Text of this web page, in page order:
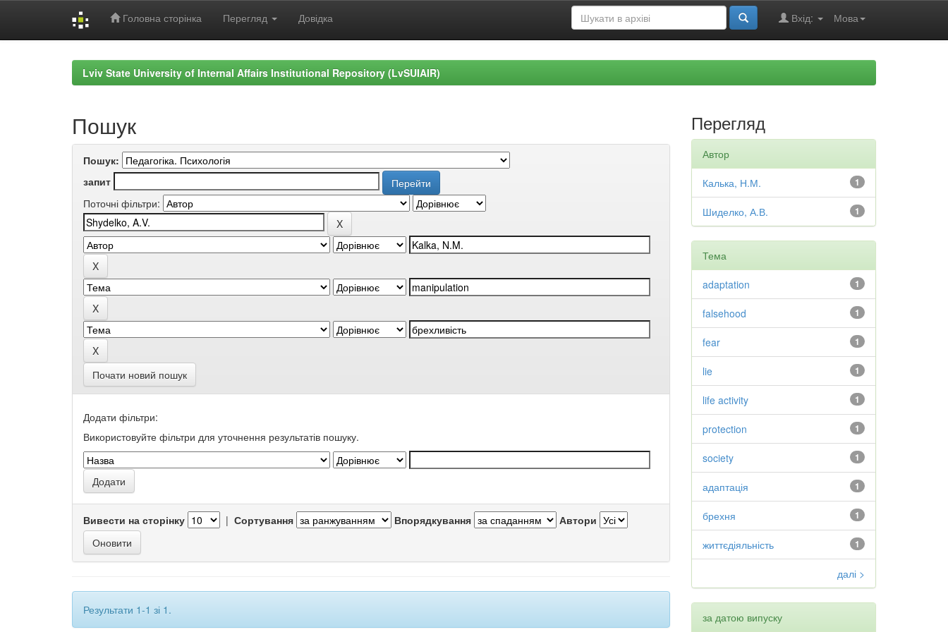
Головна сторінка Перегляд Довідка Мова
Вхід:
Lviv State University of Internal Affairs Institutional Repository (LvSUIAIR)
Пошук
Пошук:
запит
Поточні фільтри:
Почати новий пошук
Додати фільтри:
Використовуйте фільтри для уточнення результатів пошуку.
Вивести на сторінку | Сортування Впорядкування Автори
Результати 1-1 зі 1.
Перегляд
Автор
1
Калька, Н.М.
1
Шиделко, А.В.
Тема
1
adaptation
1
falsehood
1
fear
1
lie
1
life activity
1
protection
1
society
1
адаптація
1
брехня
1
життєдіяльність
далі >
за датою випуску